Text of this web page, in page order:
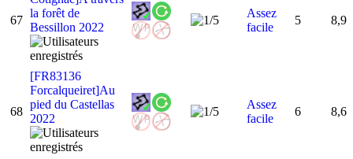
67
la forêt de
Bessillon 2022
Assez
facile
5
68
[FR83136
Forcalqueiret]Au
pied du Castellas
2022
Assez
facile
6